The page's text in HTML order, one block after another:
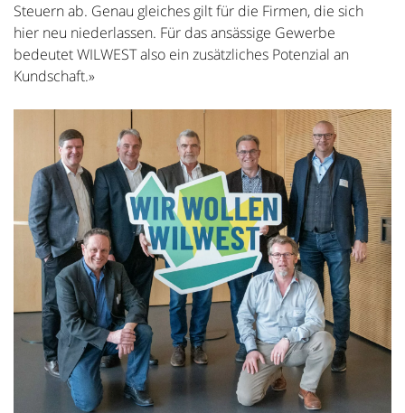
Steuern ab. Genau gleiches gilt für die Firmen, die sich
hier neu niederlassen. Für das ansässige Gewerbe
bedeutet WILWEST also ein zusätzliches Potenzial an
Kundschaft.»